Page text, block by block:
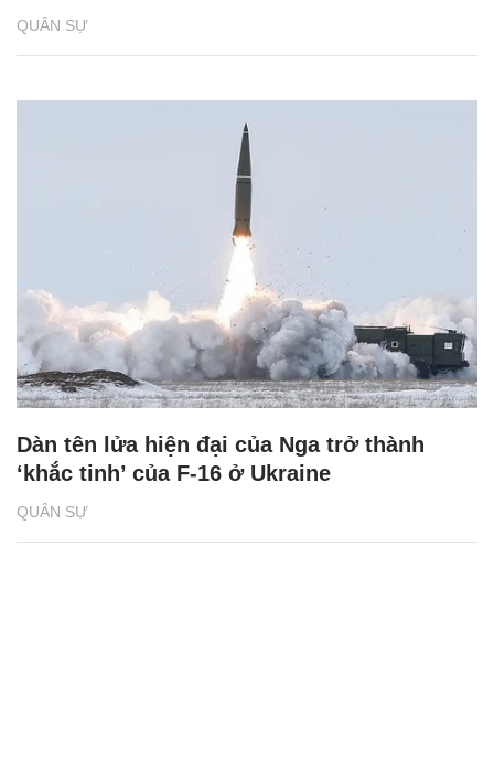
QUÂN SỰ
QUÂN SỰ
Dàn tên lửa hiện đại của Nga trở thành
‘khắc tinh’ của F-16 ở Ukraine